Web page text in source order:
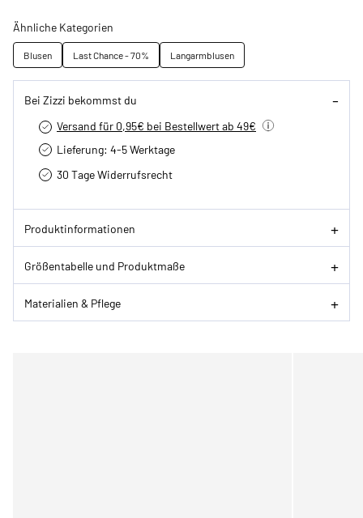
Ähnliche Kategorien
Blusen Last Chance - 70% Langarmblusen
Bei Zizzi bekommst du
Versand für 0,95€ bei Bestellwert ab 49€
Lieferung: 4-5 Werktage
30 Tage Widerrufsrecht
Produktinformationen
Größentabelle und Produktmaße
Materialien & Pflege